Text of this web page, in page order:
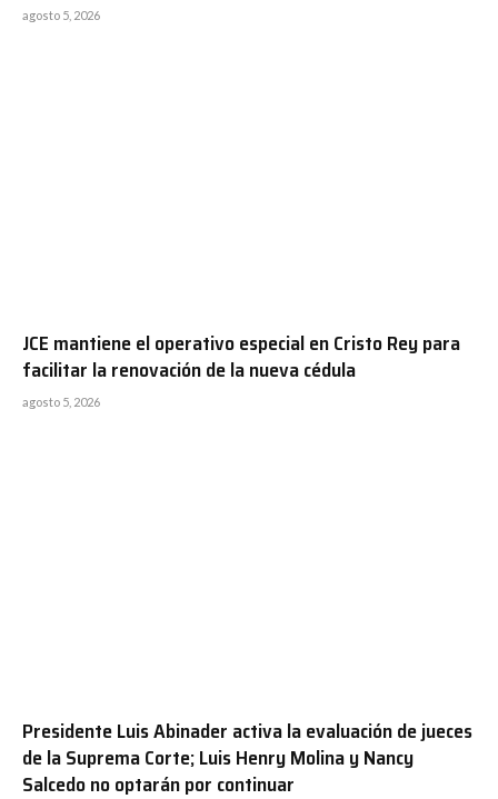
agosto 5, 2026
JCE mantiene el operativo especial en Cristo Rey para
facilitar la renovación de la nueva cédula
agosto 5, 2026
Presidente Luis Abinader activa la evaluación de jueces
de la Suprema Corte; Luis Henry Molina y Nancy
Salcedo no optarán por continuar